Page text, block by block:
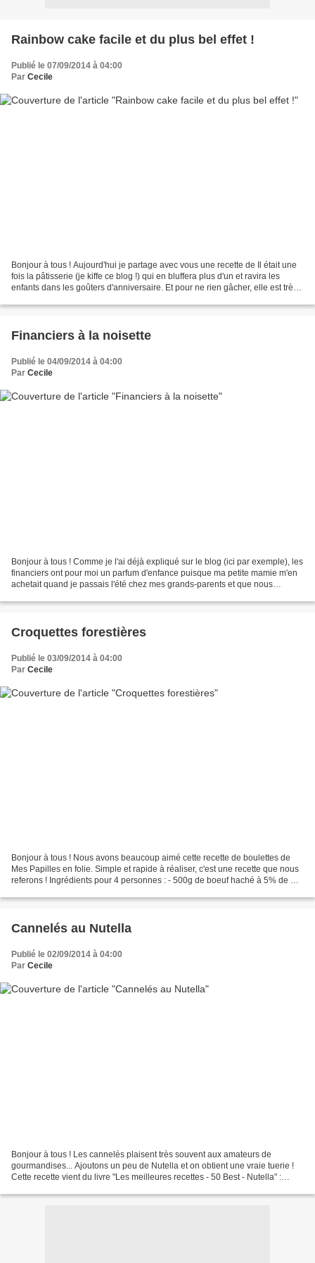
Rainbow cake facile et du plus bel effet !
Publié le 07/09/2014 à 04:00
Par Cecile
Bonjour à tous ! Aujourd'hui je partage avec vous une recette de Il était une
fois la pâtisserie (je kiffe ce blog !) qui en bluffera plus d'un et ravira les
enfants dans les goûters d'anniversaire. Et pour ne rien gâcher, elle est très
Financiers à la noisette
Publié le 04/09/2014 à 04:00
Par Cecile
Bonjour à tous ! Comme je l'ai déjà expliqué sur le blog (ici par exemple), les
financiers ont pour moi un parfum d'enfance puisque ma petite mamie m'en
achetait quand je passais l'été chez mes grands-parents et que nous
Croquettes forestières
Publié le 03/09/2014 à 04:00
Par Cecile
Bonjour à tous ! Nous avons beaucoup aimé cette recette de boulettes de
Mes Papilles en folie. Simple et rapide à réaliser, c'est une recette que nous
referons ! Ingrédients pour 4 personnes : - 500g de boeuf haché à 5% de MG
Cannelés au Nutella
Publié le 02/09/2014 à 04:00
Par Cecile
Bonjour à tous ! Les cannelés plaisent très souvent aux amateurs de
gourmandises... Ajoutons un peu de Nutella et on obtient une vraie tuerie !
Cette recette vient du livre "Les meilleures recettes - 50 Best - Nutella" :